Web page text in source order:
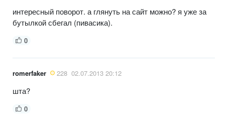
интересный поворот. а глянуть на сайт можно? я уже за
бутылкой сбегал (пивасика).
0
romerfaker 228 02.07.2013 20:12
шта?
0